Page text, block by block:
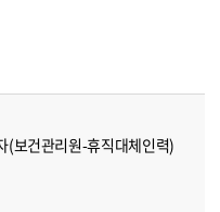
(보건관리원-휴직대체인력)